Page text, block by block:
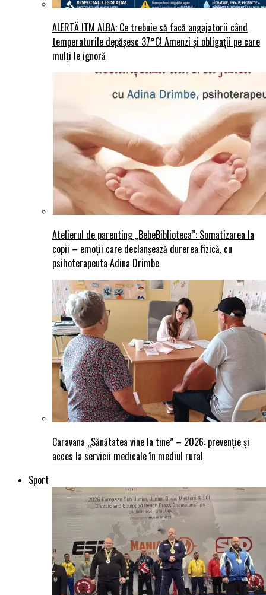
ALERTĂ ITM ALBA: Ce trebuie să facă angajatorii când
temperaturile depășesc 37°C! Amenzi și obligații pe care
mulți le ignoră
Atelierul de parenting „BebeBiblioteca”: Somatizarea la
copii – emoții care declanșează durerea fizică, cu
psihoterapeuta Adina Drimbe
Caravana „Sănătatea vine la tine” – 2026: prevenție și
acces la servicii medicale în mediul rural
Sport